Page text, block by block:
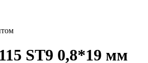
ST9 0,8*19 мм